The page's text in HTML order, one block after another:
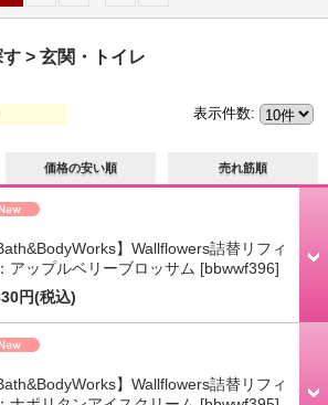
> 玄関・トイレ
価格の安い順 売れ筋順
表示件数:
】Wallflowers詰替リフィ
アップルベリーブロッサム [bbwwf396]
円(税込)
】Wallflowers詰替リフィ